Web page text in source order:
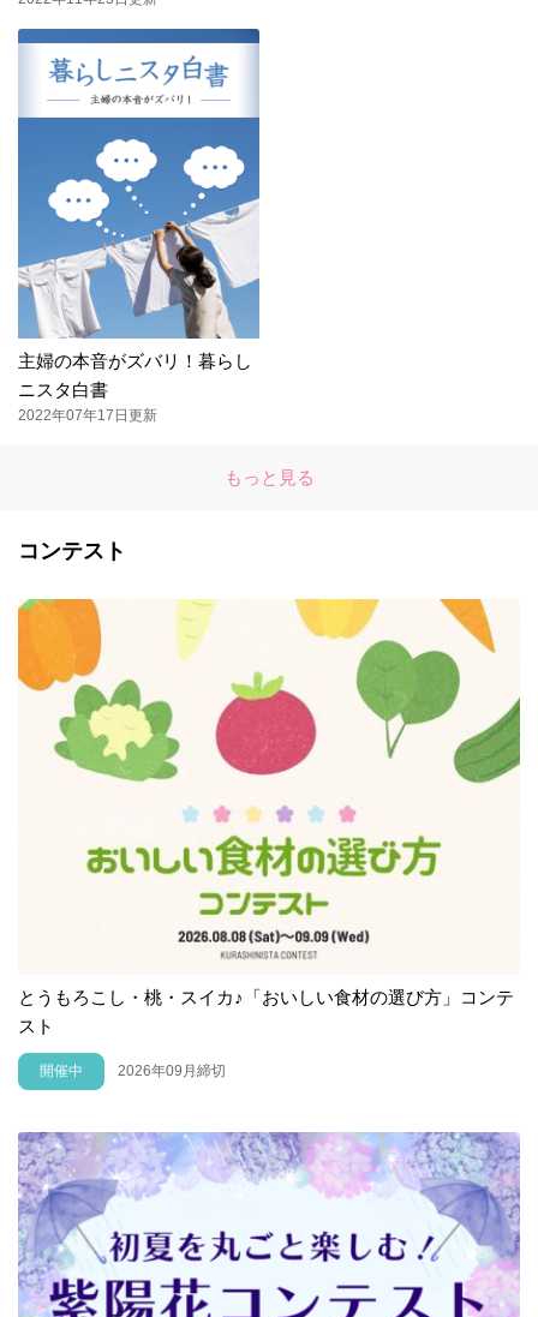
主婦の本音がズバリ！暮らし
ニスタ白書
2022年07年17日更新
もっと見る
コンテスト
とうもろこし・桃・スイカ♪「おいしい食材の選び方」コンテ
スト
開催中 2026年09月締切